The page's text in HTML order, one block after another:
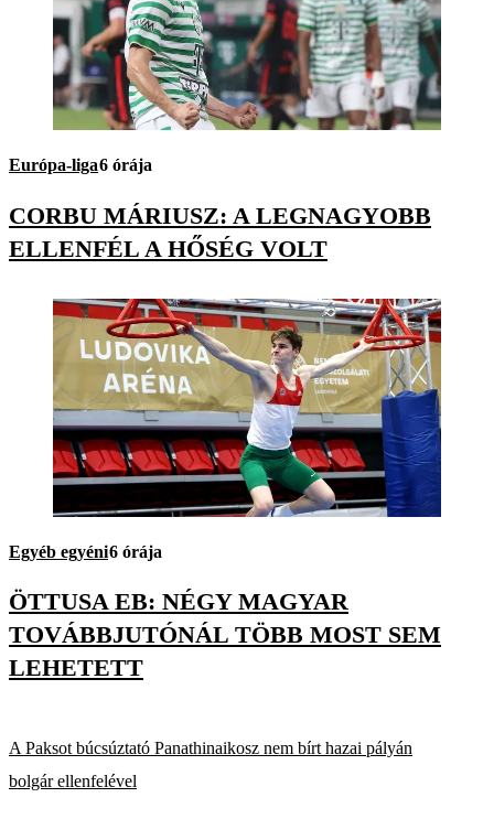
Európa-liga6 órája
CORBU MÁRIUSZ: A LEGNAGYOBB
ELLENFÉL A HŐSÉG VOLT
Egyéb egyéni6 órája
ÖTTUSA EB: NÉGY MAGYAR
TOVÁBBJUTÓNÁL TÖBB MOST SEM
LEHETETT
A Paksot búcsúztató Panathinaikosz nem bírt hazai pályán
bolgár ellenfelével